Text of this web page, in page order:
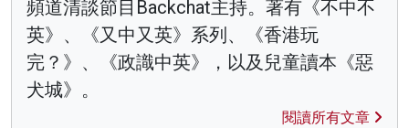
頻道清談節目Backchat主持。著有《不中不
英》、《又中又英》系列、《香港玩
完？》、《政識中英》，以及兒童讀本《惡
犬城》。
閱讀所有文章